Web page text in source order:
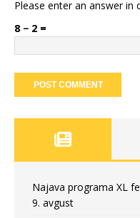
Please enter an answer in
8 − 2 =
Najava programa XL
9. avgust